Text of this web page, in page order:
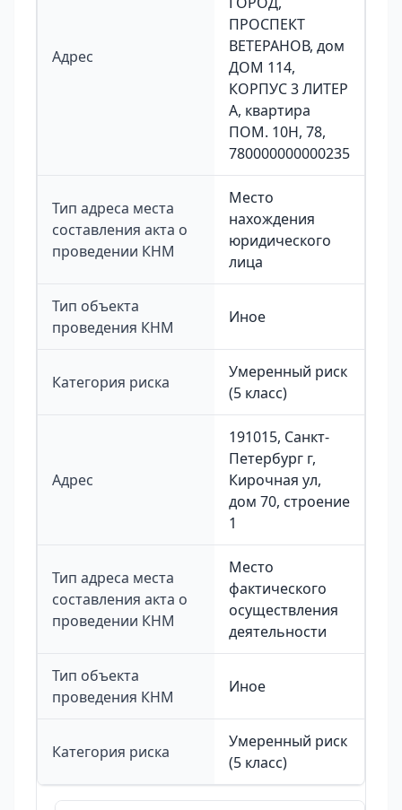
Адрес
ПРОСПЕКТ
ВЕТЕРАНОВ, дом
ДОМ 114,
КОРПУС 3 ЛИТЕР
А, квартира
ПОМ. 10Н, 78,
780000000000235
Тип адреса места
составления акта о
проведении КНМ
Место
нахождения
юридического
лица
Тип объекта
проведения КНМ
Иное
Категория риска
Умеренный риск
(5 класс)
Адрес
191015, Санкт-
Петербург г,
Кирочная ул,
дом 70, строение
1
Тип адреса места
составления акта о
проведении КНМ
Место
фактического
осуществления
деятельности
Тип объекта
проведения КНМ
Иное
Категория риска
Умеренный риск
(5 класс)